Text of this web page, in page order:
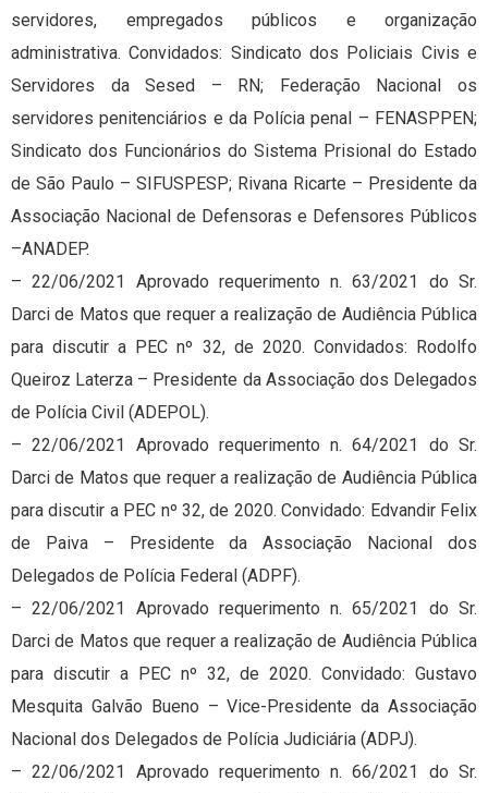
servidores, empregados públicos e organização
administrativa. Convidados: Sindicato dos Policiais Civis e
Servidores da Sesed – RN; Federação Nacional os
servidores penitenciários e da Polícia penal – FENASPPEN;
Sindicato dos Funcionários do Sistema Prisional do Estado
de São Paulo – SIFUSPESP; Rivana Ricarte – Presidente da
Associação Nacional de Defensoras e Defensores Públicos
–ANADEP.
– 22/06/2021 Aprovado requerimento n. 63/2021 do Sr.
Darci de Matos que requer a realização de Audiência Pública
para discutir a PEC nº 32, de 2020. Convidados: Rodolfo
Queiroz Laterza – Presidente da Associação dos Delegados
de Polícia Civil (ADEPOL).
– 22/06/2021 Aprovado requerimento n. 64/2021 do Sr.
Darci de Matos que requer a realização de Audiência Pública
para discutir a PEC nº 32, de 2020. Convidado: Edvandir Felix
de Paiva – Presidente da Associação Nacional dos
Delegados de Polícia Federal (ADPF).
– 22/06/2021 Aprovado requerimento n. 65/2021 do Sr.
Darci de Matos que requer a realização de Audiência Pública
para discutir a PEC nº 32, de 2020. Convidado: Gustavo
Mesquita Galvão Bueno – Vice-Presidente da Associação
Nacional dos Delegados de Polícia Judiciária (ADPJ).
– 22/06/2021 Aprovado requerimento n. 66/2021 do Sr.